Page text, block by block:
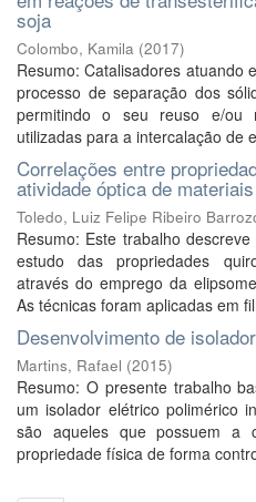
soja
Colombo, Kamila (2017)
Resumo: Catalisadores atuando
processo de separação dos
permitindo o seu reuso e/ou
utilizadas para a intercalação de
Correlações entre
atividade óptica de
Toledo, Luiz Felipe Ribeiro
Resumo: Este trabalho
estudo das propriedades
através do emprego da
As técnicas foram aplicadas em
Desenvolvimento de
Martins, Rafael (2015)
Resumo: O presente trabalho
um isolador elétrico polimérico
são aqueles que possuem a
propriedade física de forma